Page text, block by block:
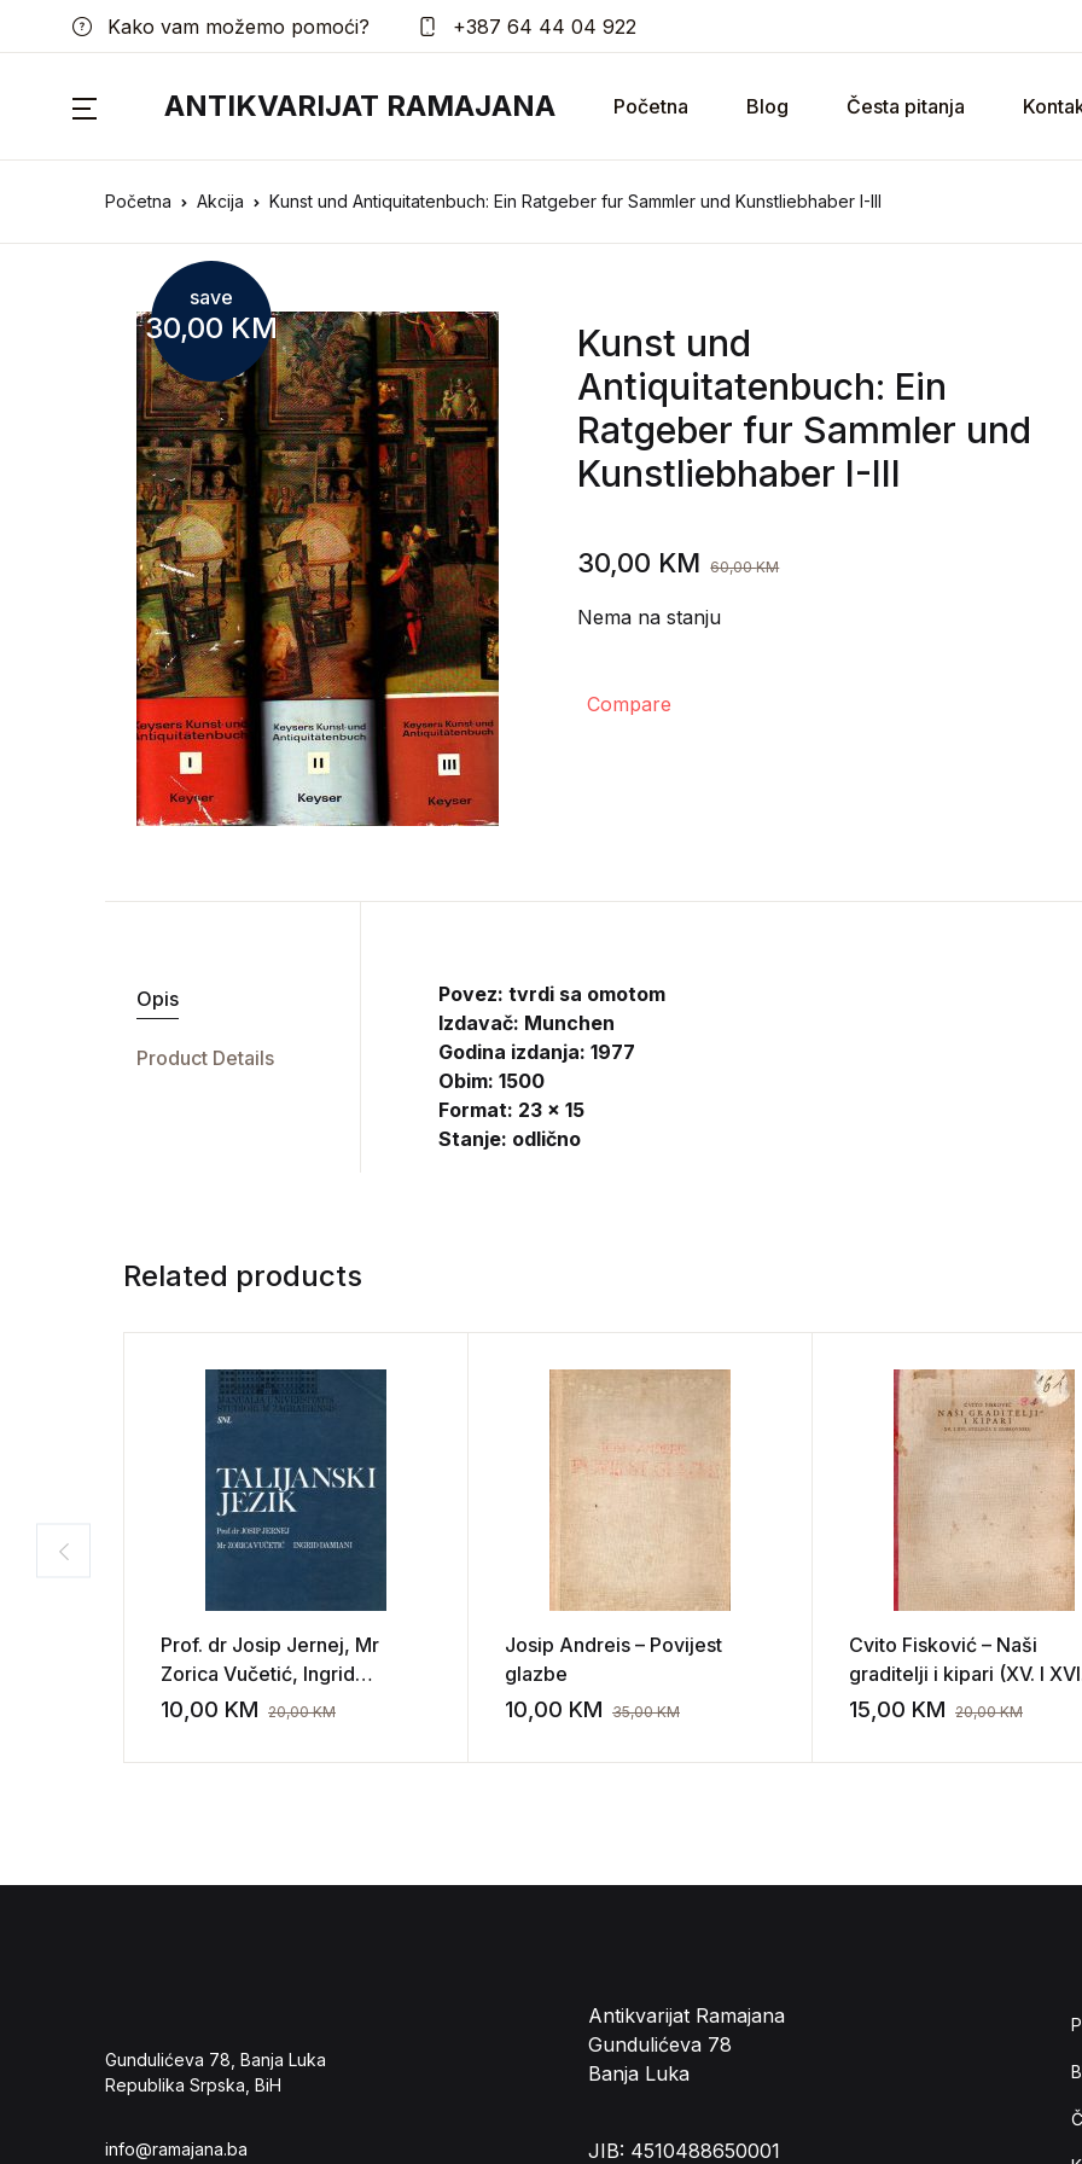
Kako vam možemo pomoći? +387 64 44 04 922
ANTIKVARIJAT RAMAJANA Početna Blog Česta pitanja
Početna Akcija Kunst und Antiquitatenbuch: Ein Ratgeber fur Sammler und Kunstliebhaber I-III
save
30,00 KM
Kunst und
Antiquitatenbuch: Ein
Ratgeber fur Sammler und
Kunstliebhaber I-III
30,00 KM 60,00KM
Nema na stanju
Compare
Opis
Product Details
Povez: tvrdi sa omotom
Izdavač: Munchen
Godina izdanja: 1977
Obim: 1500
Format: 23 x 15
Stanje: odlično
Related products
Prof. dr Josip Jernej, Mr
Zorica Vučetić, Ingrid
Damiani – Talijanski jezik
10,00 KM 20,00KM Add to wishlist
Josip Andreis – Povijest
glazbe
10,00 KM 35,00KM Add to wishlist
Cvito Fisković – Naši
graditelji i kipari (XV. I
stoljeća u Dubrovniku)
15,00 KM 20,00KM
Gundulićeva 78, Banja Luka
Republika Srpska, BiH
info@ramajana.ba
Antikvarijat Ramajana
Gundulićeva 78
Banja Luka
JIB: 4510488650001